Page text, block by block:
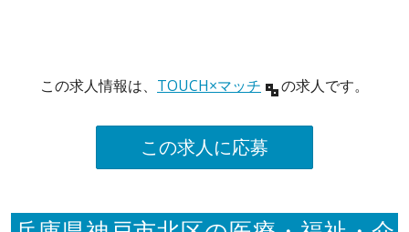
この求人情報は、 TOUCH×マッチ の求人です。
この求人に応募